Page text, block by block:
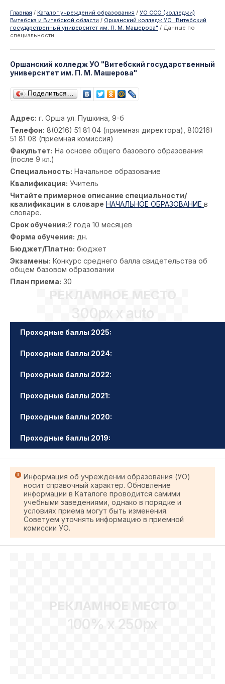
Главная / Каталог учреждений образования / УО ССО (колледжи)
Витебска и Витебской области / Оршанский колледж УО "Витебский
государственный университет им. П. М. Машерова" / Данные по
специальности
Оршанский колледж УО "Витебский государственный
университет им. П. М. Машерова"
Поделиться…
Адрес: г. Орша ул. Пушкина, 9-б
Телефон: 8(0216) 51 81 04 (приемная директора), 8(0216)
51 81 08 (приемная комиссия)
Факультет: На основе общего базового образования
(после 9 кл.)
Специальность: Начальное образование
Квалификация: Учитель
Читайте примерное описание специальности/
квалификации в словаре НАЧАЛЬНОЕ ОБРАЗОВАНИЕ в
словаре.
Срок обучения:2 года 10 месяцев
Форма обучения: дн.
Бюджет/Платно: бюджет
Экзамены: Конкурс среднего балла свидетельства об
общем базовом образовании
План приема: 30
РЕКЛАМНОЕ МЕСТО
300px x auto
Проходные баллы 2025:
Проходные баллы 2024:
Проходные баллы 2022:
Проходные баллы 2021:
Проходные баллы 2020:
Проходные баллы 2019:
Информация об учреждении образования (УО)
носит справочный характер. Обновление
информации в Каталоге проводится самими
учебными заведениями, однако в порядке и
условиях приема могут быть изменения.
Советуем уточнять информацию в приемной
комиссии УО.
РЕКЛАМНОЕ МЕСТО
100% x 250px